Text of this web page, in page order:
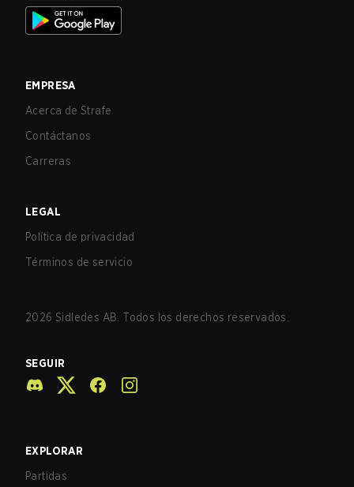
EMPRESA
Acerca de Strafe
Contáctanos
Carreras
LEGAL
Política de privacidad
Términos de servicio
2026 Sidledes AB. Todos los derechos reservados.
SEGUIR
EXPLORAR
Partidas